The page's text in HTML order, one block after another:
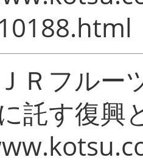
Ｒフルー
託す復興